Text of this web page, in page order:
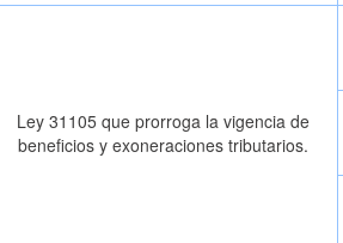
Ley 31105 que prorroga la vigencia de
beneficios y exoneraciones tributarios.